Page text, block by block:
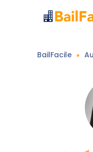
BailFacile